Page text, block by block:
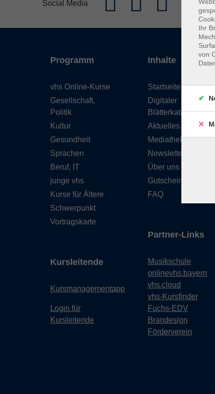
Social Media
Programm
vhs Online-Kurse
Gesellschaft,
Politik
Kultur
Gesundheit
Sprachen
Beruf, IT
junge vhs
Kurse für Ältere
Schwerpunkt
Vortragskarte
Kursleitende
Kursmanagementapp
Login für
Kursleitende
Inhalte
Startseite
Digitaler
Blätterkatalog
Aktuelles
Mediathek
Newsletter
Über uns
Gutschein
FAQ
Partner-Links
Musikschule
onlinevhs.bayern
vhs.cloud
vhs-Kursfinder
Fuchs-EDV
Brandesign
Förderverein
Ihr
von